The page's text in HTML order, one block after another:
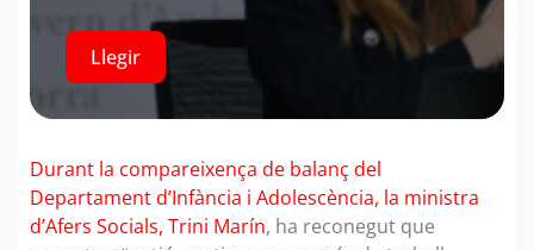
Llegir
Durant la compareixença de balanç del
Departament d’Infància i Adolescència, la ministra
d’Afers Socials, Trini Marín, ha reconegut que